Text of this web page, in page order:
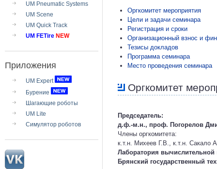
UM Pneumatic Systems
UM Scene
UM Quick Track
UM FETire NEW
Приложения
UM Expert
Бурение
Шагающие роботы
UM Lite
Симулятор роботов
Оргкомитет мероприятия
Цели и задачи семинара
Регистрация и сроки
Организационный взнос и
Тезисы докладов
Программа семинара
Место проведения семинара
Оргкомитет
Председатель:
д.ф.-м.н., проф. Погорелов
Члены оргкомитета:
к.т.н. Михеев Г.В., к.т.н. Сакало
Лаборатория вычислительной
Брянский государственный